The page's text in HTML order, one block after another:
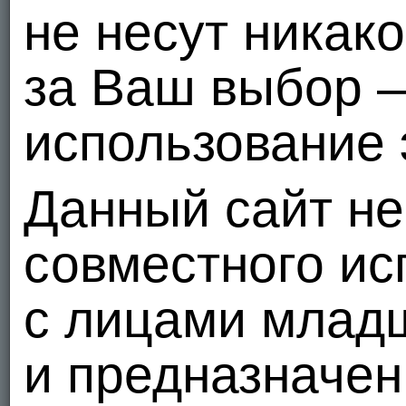
не несут
за Ваш выбор
использование
Данный сайт
совместного
с лицами
и